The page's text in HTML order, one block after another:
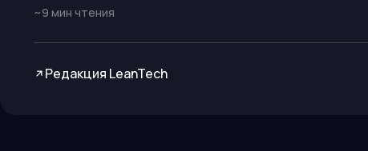
~9 мин чтения
Редакция LeanTech